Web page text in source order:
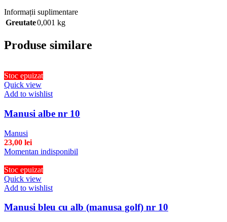
Informații suplimentare
Greutate0,001 kg
Produse similare
Stoc epuizat
Quick view
Add to wishlist
Manusi albe nr 10
Manusi
23,00 lei
Momentan indisponibil
Stoc epuizat
Quick view
Add to wishlist
Manusi bleu cu alb (manusa golf) nr 10